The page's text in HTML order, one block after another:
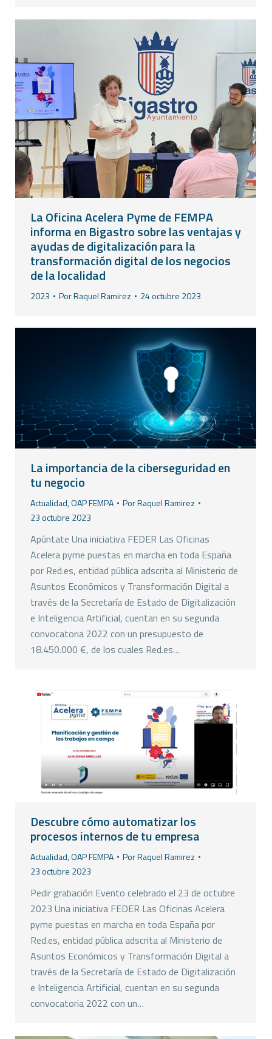
La Oficina Acelera Pyme de FEMPA
informa en Bigastro sobre las ventajas y
ayudas de digitalización para la
transformación digital de los negocios
de la localidad
2023 PorRaquel Ramirez 24 octubre 2023
La importancia de la ciberseguridad en
tu negocio
Actualidad,OAP FEMPA PorRaquel Ramirez
23 octubre 2023
Apúntate Una iniciativa FEDER Las Oficinas
Acelera pyme puestas en marcha en toda España
por Red.es, entidad pública adscrita al Ministerio de
Asuntos Económicos y Transformación Digital a
través de la Secretaría de Estado de Digitalización
e Inteligencia Artificial, cuentan en su segunda
convocatoria 2022 con un presupuesto de
18.450.000 €, de los cuales Red.es…
Descubre cómo automatizar los
procesos internos de tu empresa
Actualidad,OAP FEMPA PorRaquel Ramirez
23 octubre 2023
Pedir grabación Evento celebrado el 23 de octubre
2023 Una iniciativa FEDER Las Oficinas Acelera
pyme puestas en marcha en toda España por
Red.es, entidad pública adscrita al Ministerio de
Asuntos Económicos y Transformación Digital a
través de la Secretaría de Estado de Digitalización
e Inteligencia Artificial, cuentan en su segunda
convocatoria 2022 con un…